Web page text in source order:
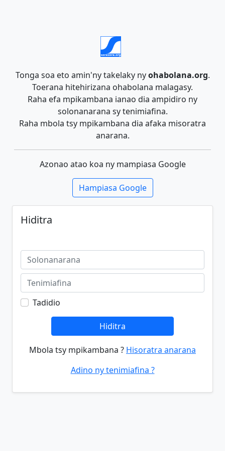
Tonga soa eto amin'ny takelaky nyohabolana.org.
Toerana hitehirizana ohabolana malagasy.
Raha efa mpikambana ianao dia ampidiro ny
solonanarana sy tenimiafina.
Raha mbola tsy mpikambana dia afaka misoratra
anarana.
Azonao atao koa ny mampiasa Google
Hampiasa Google
Hiditra
Tadidio
Hiditra
Mbola tsy mpikambana ? Hisoratra anarana
Adino ny tenimiafina ?